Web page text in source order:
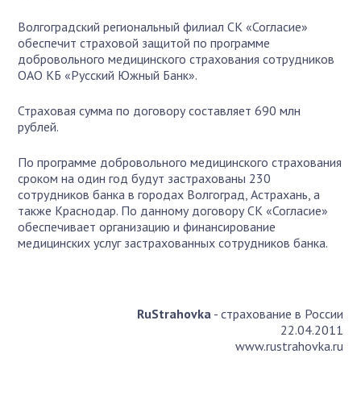
Волгоградский региональный филиал СК «Согласие»
обеспечит страховой защитой по программе
добровольного медицинского страхования сотрудников
ОАО КБ «Русский Южный Банк».
Страховая сумма по договору составляет 690 млн
рублей.
По программе добровольного медицинского страхования
сроком на один год будут застрахованы 230
сотрудников банка в городах Волгоград, Астрахань, а
также Краснодар. По данному договору СК «Согласие»
обеспечивает организацию и финансирование
медицинских услуг застрахованных сотрудников банка.
RuStrahovka- страхование в России
22.04.2011
www.rustrahovka.ru